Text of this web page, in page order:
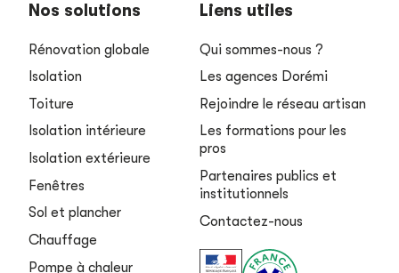
Nos solutions
Rénovation globale
Isolation
Toiture
Isolation intérieure
Isolation extérieure
Fenêtres
Sol et plancher
Chauffage
Pompe à chaleur
Liens utiles
Qui sommes-nous ?
Les agences Dorémi
Rejoindre le réseau artisan
Les formations pour les
pros
Partenaires publics et
institutionnels
Contactez-nous